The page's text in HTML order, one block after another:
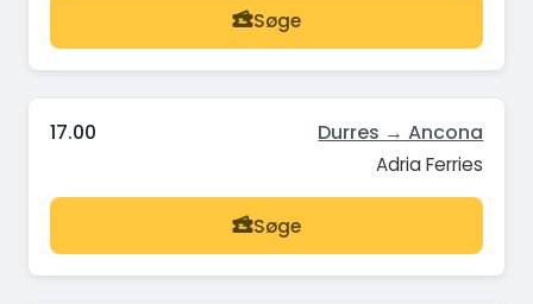
Søge
17.00 Durres → Ancona
Adria Ferries
Søge